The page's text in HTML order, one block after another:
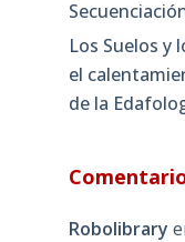
Los Suelos y
el
de la
Robolibrary